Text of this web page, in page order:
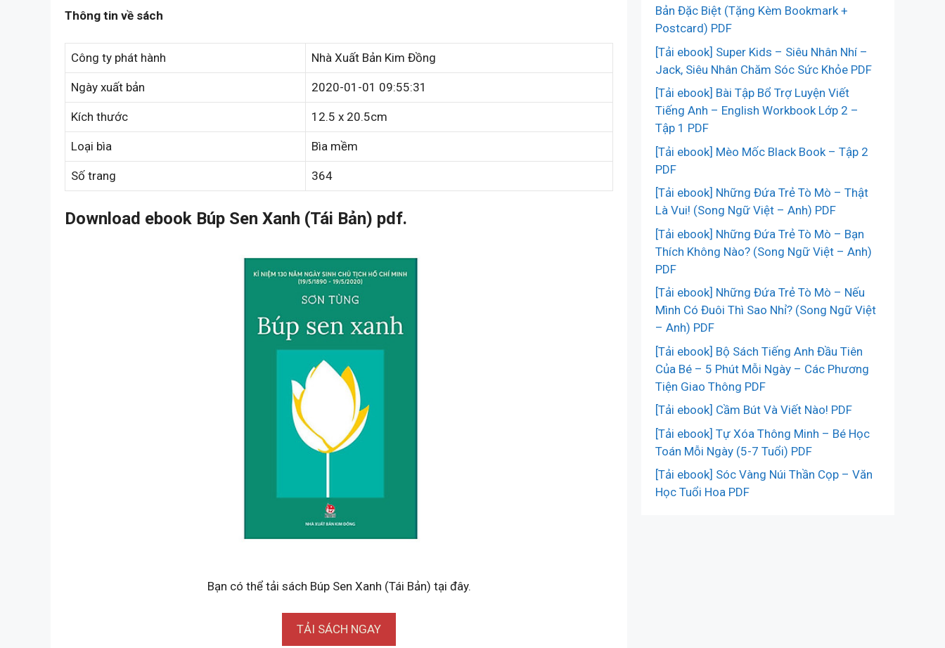
Thông tin về sách
Công ty phát hành Nhà Xuất Bản Kim Đồng
Ngày xuất bản 2020-01-01 09:55:31
Kích thước 12.5 x 20.5cm
Loại bìa Bìa mềm
Số trang 364
Download ebook Búp Sen Xanh (Tái Bản) pdf.
Bạn có thể tải sách Búp Sen Xanh (Tái Bản) tại đây.
TẢI SÁCH NGAY
Bản Đặc Biệt (Tặng Kèm Bookmark +
Postcard) PDF
[Tải ebook] Super Kids – Siêu Nhân Nhí –
Jack, Siêu Nhân Chăm Sóc Sức Khỏe PDF
[Tải ebook] Bài Tập Bổ Trợ Luyện Viết
Tiếng Anh – English Workbook Lớp 2 –
Tập 1 PDF
[Tải ebook] Mèo Mốc Black Book – Tập 2
PDF
[Tải ebook] Những Đứa Trẻ Tò Mò – Thật
Là Vui! (Song Ngữ Việt – Anh) PDF
[Tải ebook] Những Đứa Trẻ Tò Mò – Bạn
Thích Không Nào? (Song Ngữ Việt – Anh)
PDF
[Tải ebook] Những Đứa Trẻ Tò Mò – Nếu
Mình Có Đuôi Thì Sao Nhỉ? (Song Ngữ Việt
– Anh) PDF
[Tải ebook] Bộ Sách Tiếng Anh Đầu Tiên
Của Bé – 5 Phút Mỗi Ngày – Các Phương
Tiện Giao Thông PDF
[Tải ebook] Cầm Bút Và Viết Nào! PDF
[Tải ebook] Tự Xóa Thông Minh – Bé Học
Toán Mỗi Ngày (5-7 Tuổi) PDF
[Tải ebook] Sóc Vàng Núi Thần Cọp – Văn
Học Tuổi Hoa PDF